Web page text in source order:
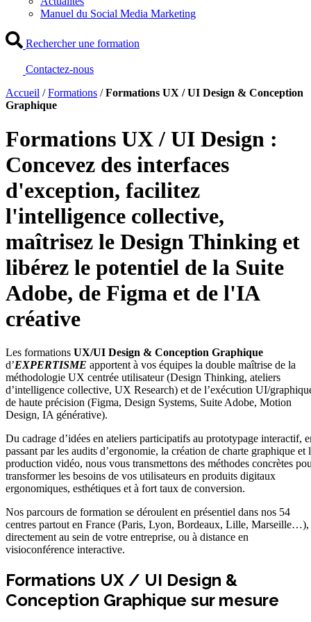
Manuel du Social Media Marketing
Rechercher une formation
Contactez-nous
Accueil /Formations /Formations UX / UI Design & Conception
Graphique
Formations UX / UI Design :
Concevez des interfaces
d'exception, facilitez
l'intelligence collective,
maîtrisez le Design Thinking et
libérez le potentiel de la Suite
Adobe, de Figma et de l'IA
créative
Les formations UX/UI Design & Conception Graphique
d’EXPERTISME apportent à vos équipes la double maîtrise de la
méthodologie UX centrée utilisateur (Design Thinking, ateliers
d’intelligence collective, UX Research) et de l’exécution UI/
de haute précision (Figma, Design Systems, Suite Adobe, Motion
Design, IA générative).
Du cadrage d’idées en ateliers participatifs au prototypage interactif,
passant par les audits d’ergonomie, la création de charte graphique et
production vidéo, nous vous transmettons des méthodes concrètes
transformer les besoins de vos utilisateurs en produits digitaux
ergonomiques, esthétiques et à fort taux de conversion.
Nos parcours de formation se déroulent en présentiel dans nos 54
centres partout en France (Paris, Lyon, Bordeaux, Lille, Marseille…),
directement au sein de votre entreprise, ou à distance en
visioconférence interactive.
Formations UX / UI Design &
Conception Graphique sur mesure